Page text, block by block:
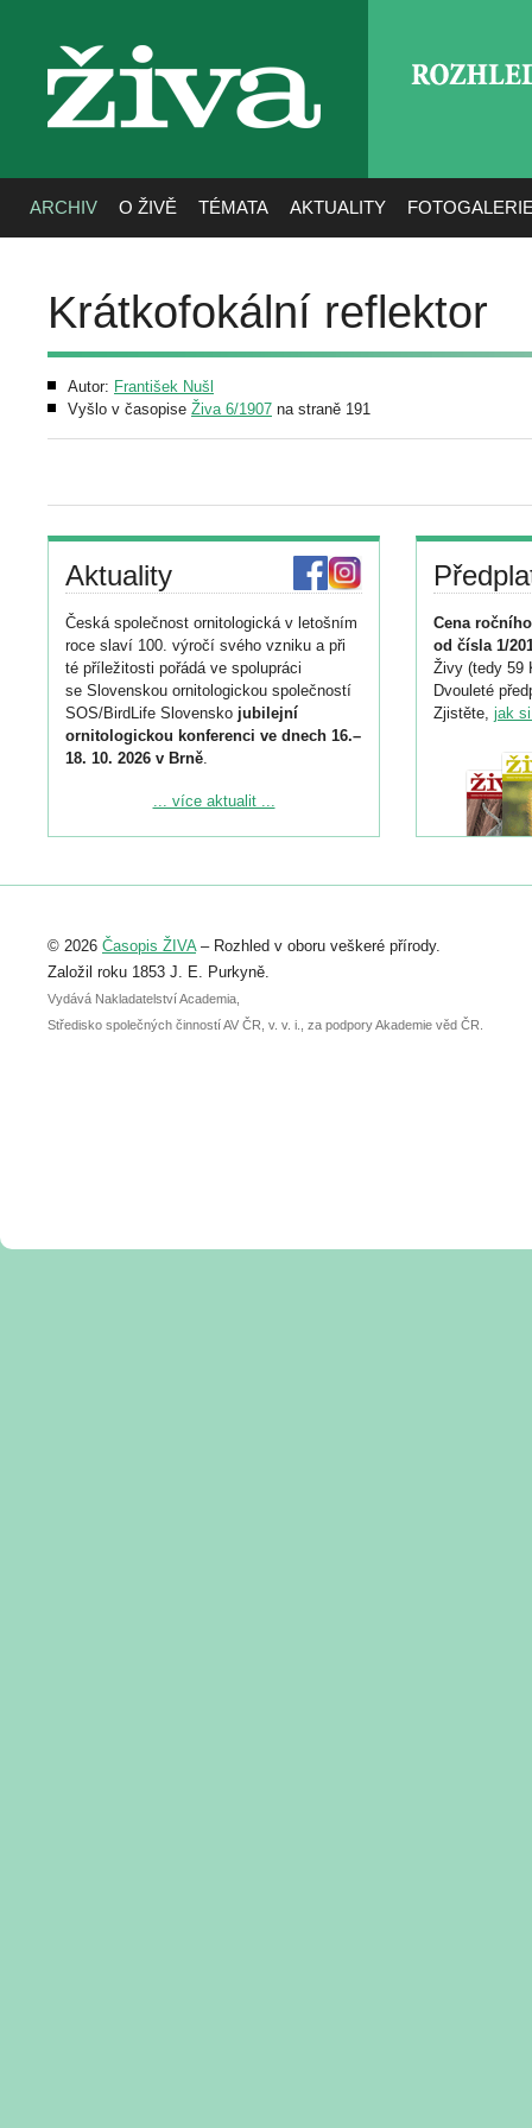
živa
ARCHIV O ŽIVĚ TÉMATA AKTUALITY
Krátkofokální reflektor
Autor: František Nušl
Vyšlo v časopise Živa 6/1907 na straně 191
Aktuality
Česká společnost ornitologická v letošním
roce slaví 100. výročí svého vzniku a při
té příležitosti pořádá ve spolupráci
se Slovenskou ornitologickou společností
SOS/BirdLife Slovensko jubilejní
ornitologickou konferenci ve dnech 16.–
18. 10. 2026 v Brně.
Podrobnější informace ke konferenci
Registrovat se můžete do 6. září.
abstraktu přihlášené přednášky nebo
posteru je už 30. června.
... více aktualit ...
Cena
od čísla 1/
Živy (tedy 59
Dvouleté
Zjistěte, jak
© 2026 Časopis ŽIVA– Rozhled v oboru veškeré přírody.
Založil roku 1853 J. E. Purkyně.
Vydává Nakladatelství Academia,
Středisko společných činností AV ČR, v. v. i., za podpory Akademie věd ČR.